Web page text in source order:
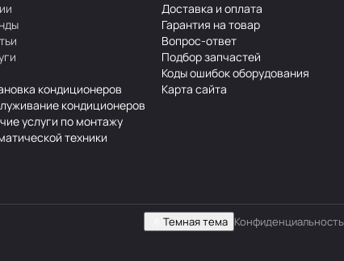
кондиционеров
кондиционеров
услуги по монтажу
техники
Доставка и оплата
Гарантия на товар
Вопрос-ответ
Подбор запчастей
Коды ошибок оборудования
Карта сайта
Темная тема Конфиденциальность